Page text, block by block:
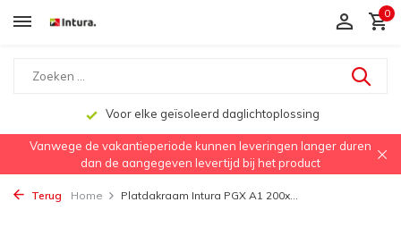
0
Voor elke geïsoleerd daglichtoplossing
Vanwege de vakantieperiode kunnen leveringen langer duren
dan de aangegeven levertijd bij het product
Terug Home Platdakraam Intura PGX A1 200x...